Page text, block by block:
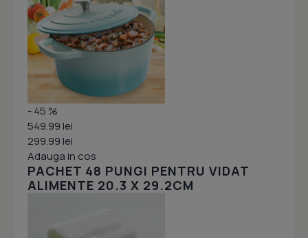
- 45 %
549.99 lei
299.99 lei
Adauga in cos
PACHET 48 PUNGI PENTRU VIDAT
ALIMENTE 20.3 X 29.2CM